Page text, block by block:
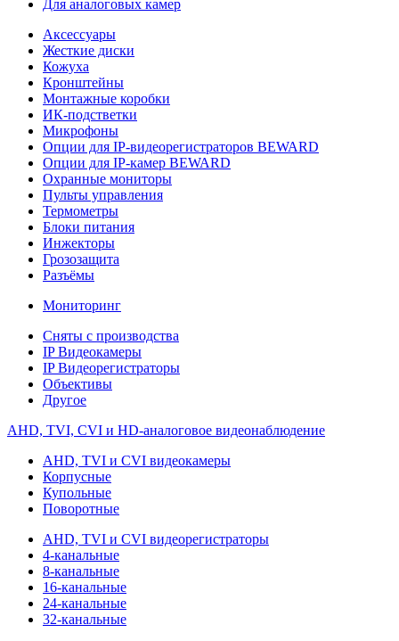
Для аналоговых камер
Аксессуары
Жесткие диски
Кожуха
Кронштейны
Монтажные коробки
ИК-подстветки
Микрофоны
Опции для IP-видеорегистраторов BEWARD
Опции для IP-камер BEWARD
Охранные мониторы
Пульты управления
Термометры
Блоки питания
Инжекторы
Грозозащита
Разъёмы
Мониторинг
Сняты с производства
IP Видеокамеры
IP Видеорегистраторы
Объективы
Другое
AHD, TVI, CVI и HD-аналоговое видеонаблюдение
AHD, TVI и CVI видеокамеры
Корпусные
Купольные
Поворотные
AHD, TVI и CVI видеорегистраторы
4-канальные
8-канальные
16-канальные
24-канальные
32-канальные